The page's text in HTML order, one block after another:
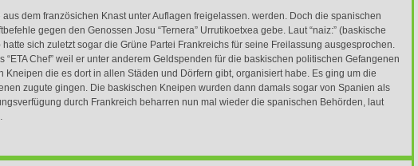
dem französichen Knast unter Auflagen freigelassen. werden. Doch die spanischen
gegen den Genossen Josu “Ternera” Urrutikoetxea gebe. Laut “naiz:” (baskische
sich zuletzt sogar die Grüne Partei Frankreichs für seine Freilassung ausgesprochen.
“ETAChef” weil er unter anderem Geldspenden für die baskischen politischen Gefangenen
Kneipen die es dort in allen Städen und Dörfern gibt, organisiert habe. Es ging um die
zugute gingen. Die baskischen Kneipen wurden dann damals sogar von Spanien als
durch Frankreich beharren nun mal wieder die spanischen Behörden, laut